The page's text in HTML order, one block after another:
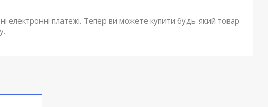
електронні платежі. Тепер ви можете купити будь-який товар